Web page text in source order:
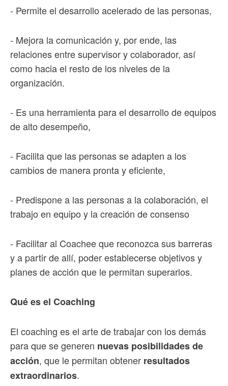
- Permite el desarrollo acelerado de las personas,
- Mejora la comunicación y, por ende, las
relaciones entre supervisor y colaborador, así
como hacia el resto de los niveles de la
organización.
- Es una herramienta para el desarrollo de equipos
de alto desempeño,
- Facilita que las personas se adapten a los
cambios de manera pronta y eficiente,
- Predispone a las personas a la colaboración, el
trabajo en equipo y la creación de consenso
- Facilitar al Coachee que reconozca sus barreras
y a partir de allí, poder establecerse objetivos y
planes de acción que le permitan superarlos.
Qué es el Coaching
El coaching es el arte de trabajar con los demás
para que se generen nuevas posibilidades de
acción, que le permitan obtener resultados
extraordinarios.